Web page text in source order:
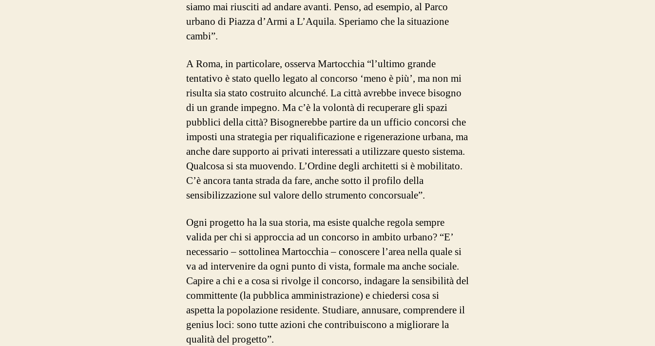
siamo mai riusciti ad andare avanti. Penso, ad esempio, al Parco
urbano di Piazza d’Armi a L’Aquila. Speriamo che la situazione
cambi”.
A Roma, in particolare, osserva Martocchia “l’ultimo grande
tentativo è stato quello legato al concorso ‘meno è più’, ma non mi
risulta sia stato costruito alcunché. La città avrebbe invece bisogno
di un grande impegno. Ma c’è la volontà di recuperare gli spazi
pubblici della città? Bisognerebbe partire da un ufficio concorsi che
imposti una strategia per riqualificazione e rigenerazione urbana, ma
anche dare supporto ai privati interessati a utilizzare questo sistema.
Qualcosa si sta muovendo. L’Ordine degli architetti si è mobilitato.
C’è ancora tanta strada da fare, anche sotto il profilo della
sensibilizzazione sul valore dello strumento concorsuale”.
Ogni progetto ha la sua storia, ma esiste qualche regola sempre
valida per chi si approccia ad un concorso in ambito urbano? “E’
necessario – sottolinea Martocchia – conoscere l’area nella quale si
va ad intervenire da ogni punto di vista, formale ma anche sociale.
Capire a chi e a cosa si rivolge il concorso, indagare la sensibilità del
committente (la pubblica amministrazione) e chiedersi cosa si
aspetta la popolazione residente. Studiare, annusare, comprendere il
genius loci: sono tutte azioni che contribuiscono a migliorare la
qualità del progetto”.